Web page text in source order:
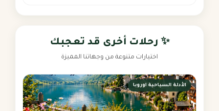
✨ رحلات أخرى قد تعجبك
اختيارات متنوعة من وجهاتنا المميزة
الأدلة السياحية اوروبا